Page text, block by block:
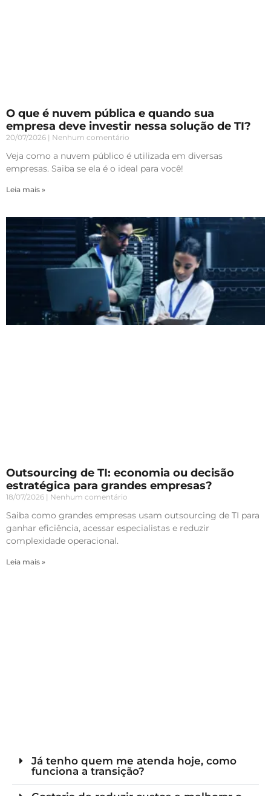
O que é nuvem pública e quando sua
empresa deve investir nessa solução de TI?
20/07/2026 Nenhum comentário
Veja como a nuvem público é utilizada em diversas
empresas. Saiba se ela é o ideal para você!
Leia mais »
Outsourcing de TI: economia ou decisão
estratégica para grandes empresas?
18/07/2026 Nenhum comentário
Saiba como grandes empresas usam outsourcing de TI para
ganhar eficiência, acessar especialistas e reduzir
complexidade operacional.
Leia mais »
Já tenho quem me atenda hoje, como
funciona a transição?